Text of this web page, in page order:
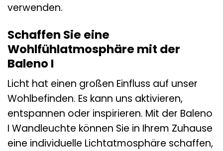
verwenden.
Schaffen Sie eine
Wohlfühlatmosphäre mit der
Baleno I
Licht hat einen großen Einfluss auf unser
Wohlbefinden. Es kann uns aktivieren,
entspannen oder inspirieren. Mit der Baleno
I Wandleuchte können Sie in Ihrem Zuhause
eine individuelle Lichtatmosphäre schaffen,